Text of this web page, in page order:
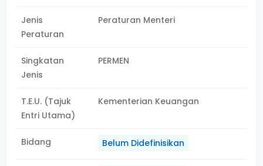
Jenis
Peraturan
Peraturan Menteri
Singkatan
Jenis
PERMEN
T.E.U. (Tajuk
Entri Utama)
Kementerian Keuangan
Bidang Belum Didefinisikan